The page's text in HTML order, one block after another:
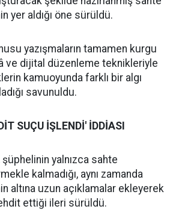
yer aldığı öne sürüldü.
yazışmaların tamamen kurgu
ve dijital düzenleme teknikleriyle
kamuoyunda farklı bir algı
savunuldu.
SUÇU İŞLENDİ' İDDİASI
yalnızca sahte
kalmadığı, aynı zamanda
altına uzun açıklamalar ekleyerek
ettiği ileri sürüldü.